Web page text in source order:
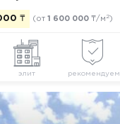
₸ (от 1 600 000 ₸/м 2)
элит рекомендуем